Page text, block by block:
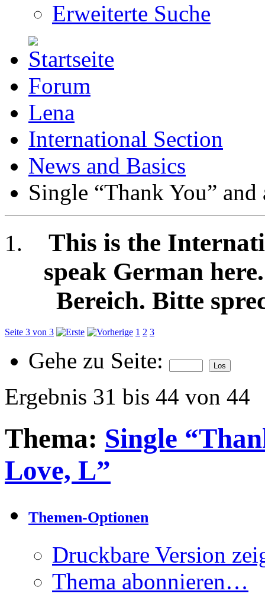
Erweiterte Suche
Forum
Lena
International Section
News and Basics
Single “Thank You”
This is the
speak German
Bereich. Bitte
Seite 3 von 3 1 2 3
Gehe zu Seite:
Ergebnis 31 bis 44 von 44
Thema: Single
Love, L”
Themen-Optionen
Druckbare Version
Thema abonnieren…